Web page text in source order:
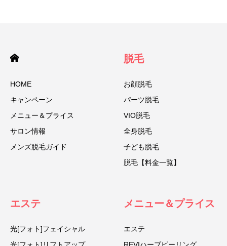
HOME
キャンペーン
メニュー＆プライス
サロン情報
メンズ脱毛ガイド
脱毛
お顔脱毛
パーツ脱毛
VIO脱毛
全身脱毛
子ども脱毛
脱毛【料金一覧】
エステ
光[フォト]フェイシャル
メニュー＆プライス
エステ